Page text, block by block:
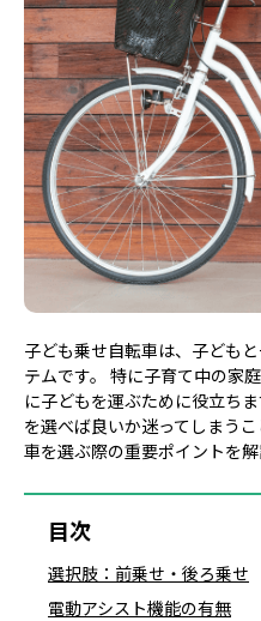
子ども乗せ自転車は、子ども
テムです。 特に子育て中の家
に子どもを運ぶために役立ち
を選べば良いか迷ってしまう
車を選ぶ際の重要ポイントを解
目次
選択肢：前乗せ・後ろ乗せ
電動アシスト機能の有無